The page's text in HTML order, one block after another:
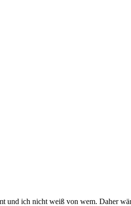
ich nicht weiß von wem. Daher